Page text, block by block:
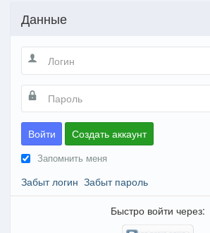
Данные
Войти Создать аккаунт
Запомнить меня
Забыт логин Забыт пароль
Быстро войти через: